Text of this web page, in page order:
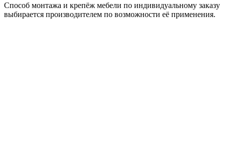
Способ монтажа и крепёж мебели по индивидуальному заказу
выбирается производителем по возможности её применения.